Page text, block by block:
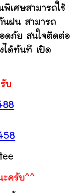
เศษสามารถใช้
ฝน สามารถ
ดภัย สนใจติดต่อ
ได้ทันที เปิด
บ
ะครับ^^